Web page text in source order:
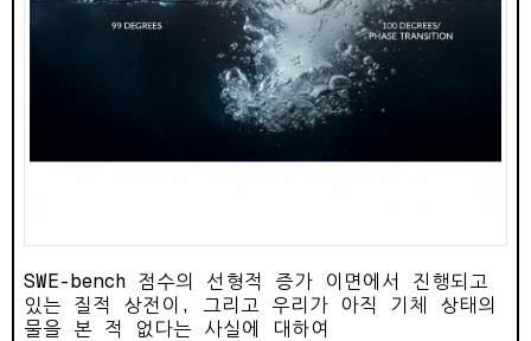
SWE-bench 점수의 선형적 증가 이면에서 진행되고
있는 질적 상전이, 그리고 우리가 아직 기체 상태의
물을 본 적 없다는 사실에 대하여